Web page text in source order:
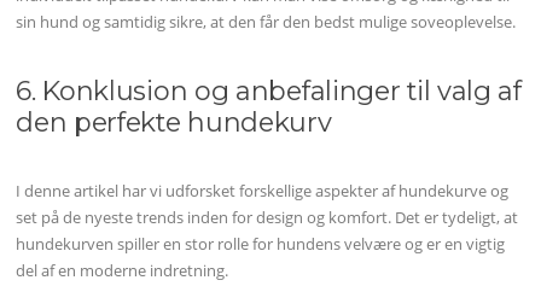
sin hund og samtidig sikre, at den får den bedst mulige soveoplevelse.
6. Konklusion og anbefalinger til valg af
den perfekte hundekurv
I denne artikel har vi udforsket forskellige aspekter af hundekurve og
set på de nyeste trends inden for design og komfort. Det er tydeligt, at
hundekurven spiller en stor rolle for hundens velvære og er en vigtig
del af en moderne indretning.